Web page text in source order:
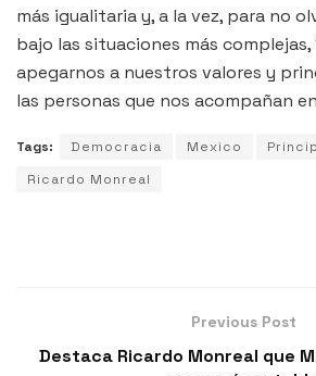
más igualitaria y, a la vez, para no
bajo las situaciones más complejas,
apegarnos a nuestros valores y
las personas que nos acompañan
Tags: Democracia Mexico
Ricardo Monreal
Previous Post
Destaca Ricardo Monreal que